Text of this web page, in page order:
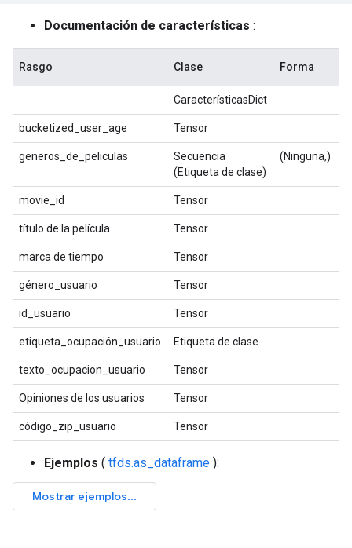
Documentación de características :
Rasgo Clase Forma
CaracterísticasDict
bucketized_user_age Tensor
generos_de_peliculas
Secuencia
(Etiqueta de clase)
(Ninguna,)
movie_id Tensor
título de la película Tensor
marca de tiempo Tensor
género_usuario Tensor
id_usuario Tensor
etiqueta_ocupación_usuario Etiqueta de clase
texto_ocupacion_usuario Tensor
Opiniones de los usuarios Tensor
código_zip_usuario Tensor
Ejemplos ( tfds.as_dataframe ):